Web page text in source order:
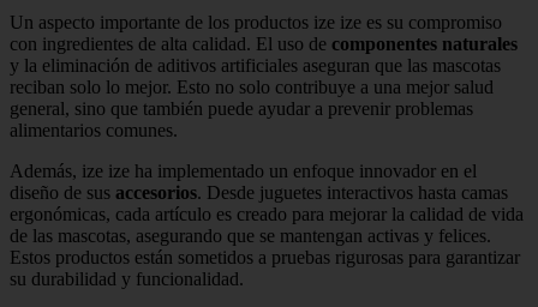
Un aspecto importante de los productos ize ize es su compromiso
con ingredientes de alta calidad. El uso de componentes naturales
y la eliminación de aditivos artificiales aseguran que las mascotas
reciban solo lo mejor. Esto no solo contribuye a una mejor salud
general, sino que también puede ayudar a prevenir problemas
alimentarios comunes.
Además, ize ize ha implementado un enfoque innovador en el
diseño de sus accesorios. Desde juguetes interactivos hasta camas
ergonómicas, cada artículo es creado para mejorar la calidad de vida
de las mascotas, asegurando que se mantengan activas y felices.
Estos productos están sometidos a pruebas rigurosas para garantizar
su durabilidad y funcionalidad.